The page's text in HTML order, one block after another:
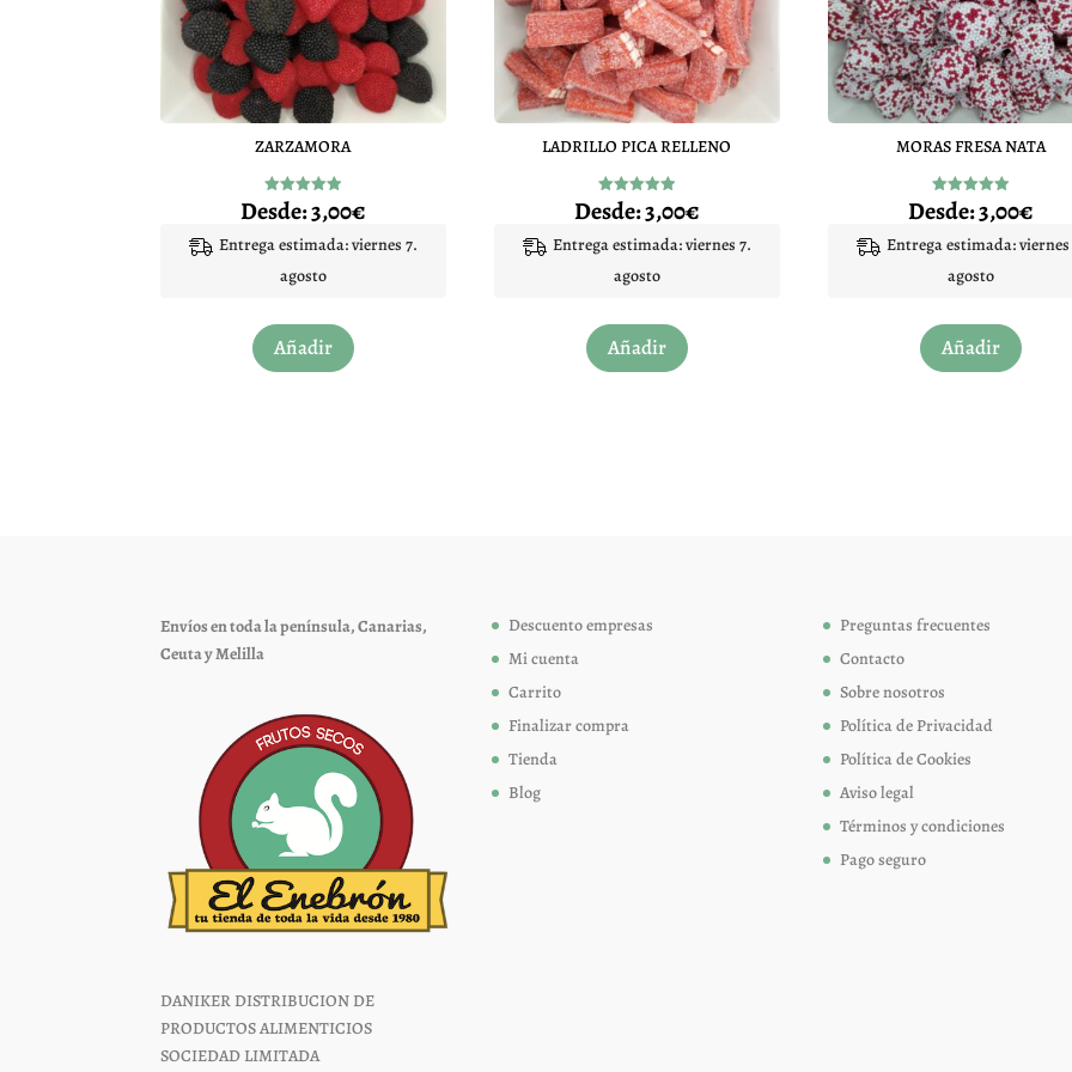
ZARZAMORA
Valorado
con
de 5
Desde:3,00€
Entrega estimada: viernes 7.
agosto
Añadir
producto
en
de
producto
LADRILLO PICA RELLENO
Valorado
con
de 5
Desde:3,00€
Entrega estimada: viernes 7.
agosto
Añadir
producto
MORAS FRESA NATA
Valorado
con
de 5
Desde:3,00€
Entrega estimada: viernes
agosto
Añadir
Envíos en toda la península, Canarias,
Ceuta y Melilla
DANIKER DISTRIBUCION DE
PRODUCTOS ALIMENTICIOS
SOCIEDAD LIMITADA
Descuento empresas
Mi cuenta
Carrito
Finalizar compra
Tienda
Blog
Preguntas frecuentes
Contacto
Sobre nosotros
Política de Privacidad
Política de Cookies
Aviso legal
Términos y condiciones
Pago seguro